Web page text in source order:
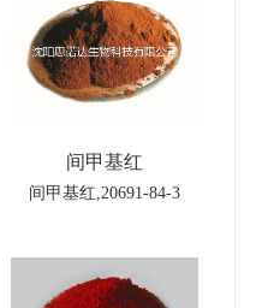
间甲基红
间甲基红,20691-84-3